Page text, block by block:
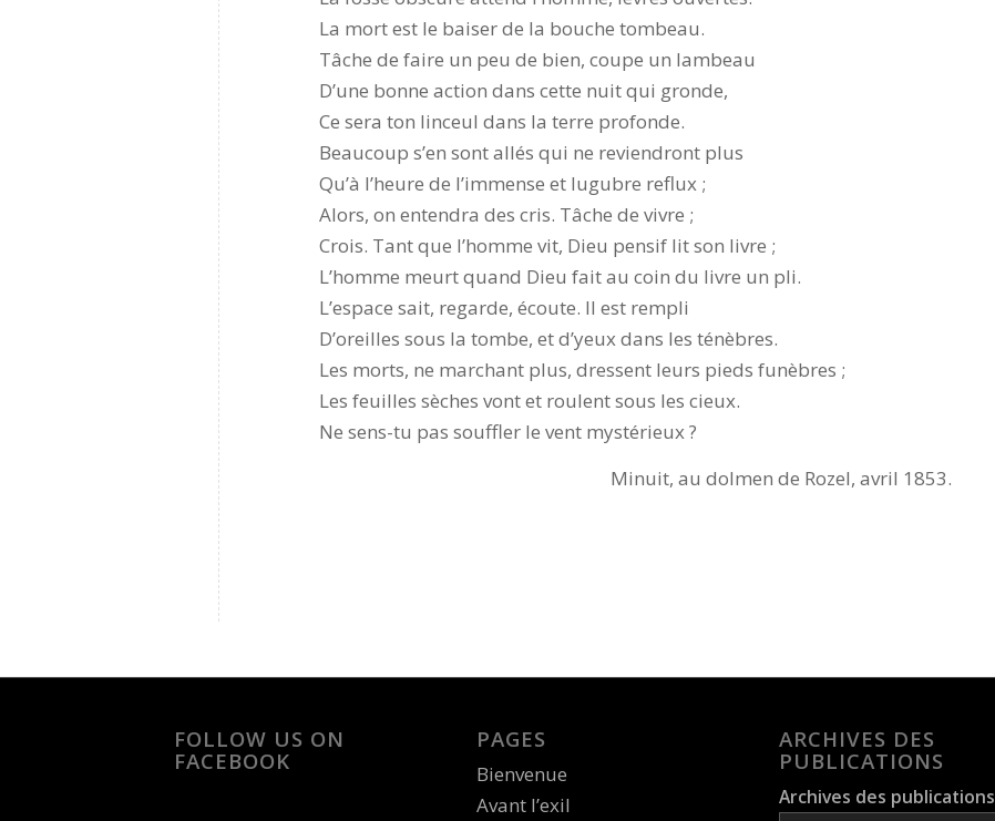
La mort est le baiser de la bouche tombeau.
Tâche de faire un peu de bien, coupe un lambeau
D’une bonne action dans cette nuit qui gronde,
Ce sera ton linceul dans la terre profonde.
Beaucoup s’en sont allés qui ne reviendront plus
Qu’à l’heure de l’immense et lugubre reflux ;
Alors, on entendra des cris. Tâche de vivre ;
Crois. Tant que l’homme vit, Dieu pensif lit son livre ;
L’homme meurt quand Dieu fait au coin du livre un pli.
L’espace sait, regarde, écoute. Il est rempli
D’oreilles sous la tombe, et d’yeux dans les ténèbres.
Les morts, ne marchant plus, dressent leurs pieds funèbres ;
Les feuilles sèches vont et roulent sous les cieux.
Ne sens-tu pas souffler le vent mystérieux ?
Minuit, au dolmen de Rozel, avril 1853.
FOLLOW US ON
FACEBOOK
PAGES
Bienvenue
Avant l’exil
ARCHIVES DES
PUBLICATIONS
Archives des publications